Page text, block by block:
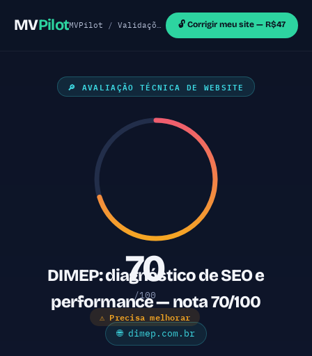
MVPilotMVPilot /Validações de MVP /Sites WordPress /
🔓 Corrigir meu site — R$47
🔎 AVALIAÇÃO TÉCNICA DE WEBSITE
70
/100
⚠ Precisa melhorar
DIMEP: diagnóstico de SEO e
performance — nota 70/100
🌐 dimep.com.br